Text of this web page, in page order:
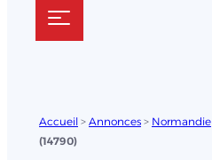
Accueil > Annonces > Normandie
(14790)